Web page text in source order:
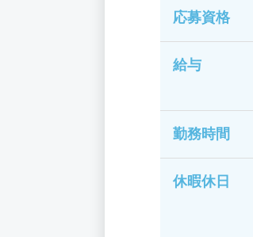
応募資格
給与
勤務時間
休暇休日